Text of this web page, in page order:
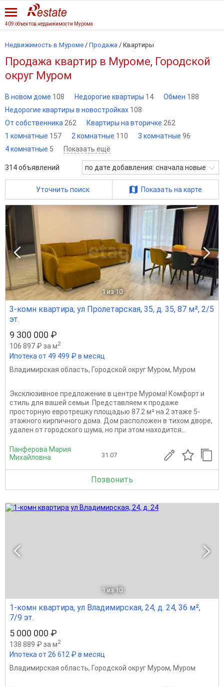
409 объектов недвижимости Мурома
Недвижимость в Муроме / Продажа / Квартиры
Продажа квартир в Муроме, Городской
округ Муром
В новом доме 108 Недорогие квартиры 14 Обмен 188
Недорогие квартиры в новостройках 108
От собственника 262 Квартиры на вторичке 262
1 комнатные 157 2 комнатные 110 3 комнатные 96
4 комнатные 5 Показать ещё
314объявлений по дате добавления: сначала новые
Уточнить поиск Показать на карте
1 из 10
3-комн квартира, ул Пролетарская, 35, д. 35, 87 м², 2/5
эт.
9 300 000 ₽
106 897 ₽ за м2
Ипотека от 49 499 ₽ в месяц
Владимирская область, Городской округ Муром, Муром
Эксклюзивное предложение в центре Мурома! Комфорт и
стиль для вашей семьи. Представляем к продаже
просторную евротрешку площадью 87.2 м² на 2 этаже 5-
этажного кирпичного дома. Дом расположен в тихом дворе,
удален от городского шума, но при этом находится...
Панферова Мария
Михайловна
31.07
Позвонить
1 из 10
1-комн квартира, ул Владимирская, 24, д. 24, 36 м²,
7/9 эт.
5 000 000 ₽
138 889 ₽ за м2
Ипотека от 26 612 ₽ в месяц
Владимирская область, Городской округ Муром, Муром